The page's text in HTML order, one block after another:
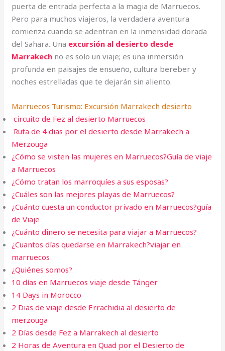
puerta de entrada perfecta a la magia de Marruecos.
Pero para muchos viajeros, la verdadera aventura
comienza cuando se adentran en la inmensidad dorada
del Sahara. Una excursión al desierto desde
Marrakech no es solo un viaje; es una inmersión
profunda en paisajes de ensueño, cultura bereber y
noches estrelladas que te dejarán sin aliento.
Marruecos Turismo: Excursión Marrakech desierto
circuito de Fez al desierto Marruecos
Ruta de 4 dias por el desierto desde Marrakech a
Merzouga
¿Cómo se visten las mujeres en Marruecos?Guía de viaje
a Marruecos
¿Cómo tratan los marroquíes a sus esposas?
¿Cuáles son las mejores playas de Marruecos?
¿Cuánto cuesta un conductor privado en Marruecos?guía
de Viaje
¿Cuánto dinero se necesita para viajar a Marruecos?
¿Cuantos días quedarse en Marrakech?viajar en
marruecos
¿Quiénes somos?
10 días en Marruecos viaje desde Tánger
14 Days in Morocco
2 Dias de viaje desde Errachidia al desierto de
merzouga
2 Días desde Fez a Marrakech al desierto
2 Horas de Aventura en Quad por el Desierto de